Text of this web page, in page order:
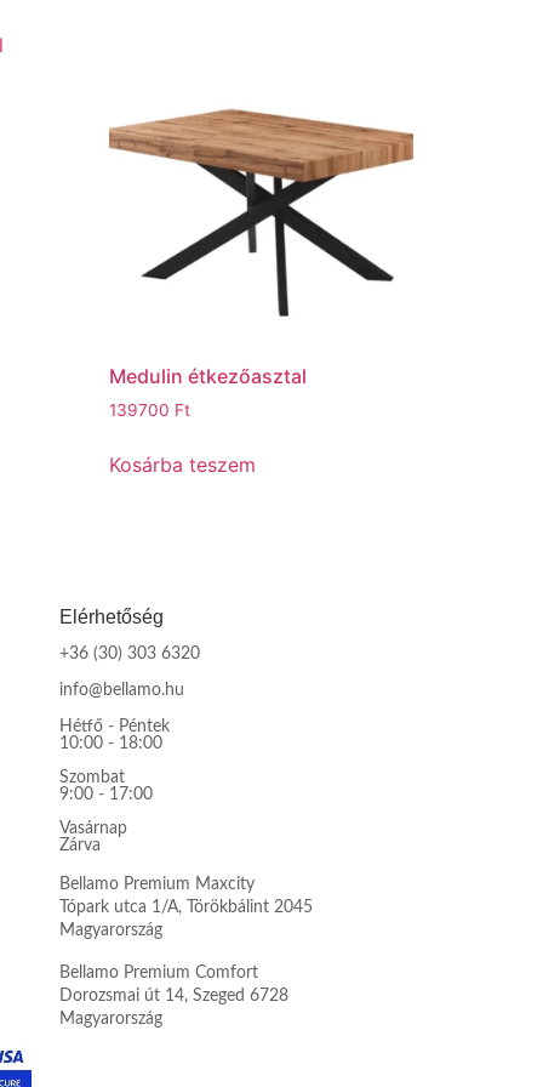
Medulin étkezőasztal
139700 Ft
Kosárba teszem
Elérhetőség
+36 (30) 303 6320
info@bellamo.hu
Hétfő - Péntek
10:00 - 18:00
Szombat
9:00 - 17:00
Vasárnap
Zárva
Bellamo Premium Maxcity
Tópark utca 1/A, Törökbálint 2045
Magyarország
Bellamo Premium Comfort
Dorozsmai út 14, Szeged 6728
Magyarország